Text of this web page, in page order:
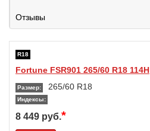
Отзывы
R18
Fortune FSR901 265/60 R18 114H
Размер: 265/60 R18
Индексы:
8 449 руб.*